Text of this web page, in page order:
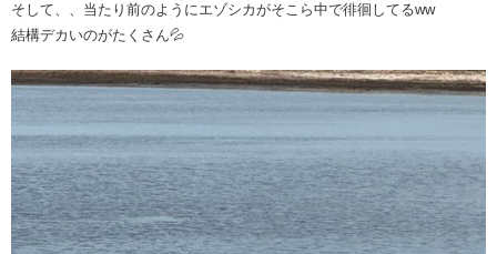
そして、、当たり前のようにエゾシカがそこら中で徘徊してるww
結構デカいのがたくさん💦